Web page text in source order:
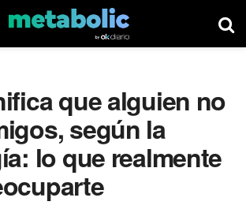
que alguien no
según la
lo que realmente